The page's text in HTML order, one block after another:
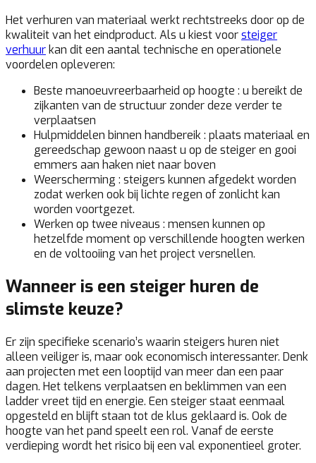
Het verhuren van materiaal werkt rechtstreeks door op de
kwaliteit van het eindproduct. Als u kiest voorsteiger
verhuur kan dit een aantal technische en operationele
voordelen opleveren:
Beste manoeuvreerbaarheid op hoogte : u bereikt de
zijkanten van de structuur zonder deze verder te
verplaatsen
Hulpmiddelen binnen handbereik : plaats materiaal en
gereedschap gewoon naast u op de steiger en gooi
emmers aan haken niet naar boven
Weerscherming : steigers kunnen afgedekt worden
zodat werken ook bij lichte regen of zonlicht kan
worden voortgezet.
Werken op twee niveaus : mensen kunnen op
hetzelfde moment op verschillende hoogten werken
en de voltooiing van het project versnellen.
Wanneer is een steiger huren de
slimste keuze?
Er zijn specifieke scenario’s waarin steigers huren niet
alleen veiliger is, maar ook economisch interessanter. Denk
aan projecten met een looptijd van meer dan een paar
dagen. Het telkens verplaatsen en beklimmen van een
ladder vreet tijd en energie. Een steiger staat eenmaal
opgesteld en blijft staan tot de klus geklaard is. Ook de
hoogte van het pand speelt een rol. Vanaf de eerste
verdieping wordt het risico bij een val exponentieel groter.